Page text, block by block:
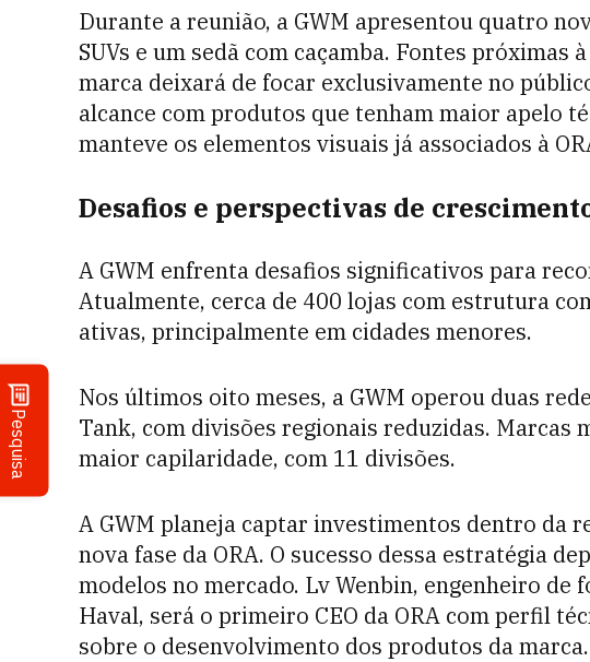
Pesquisa
Durante a reunião, a GWM apresentou quatro
SUVs e um sedã com caçamba. Fontes próximas
marca deixará de focar exclusivamente no
alcance com produtos que tenham maior apelo
manteve os elementos visuais já associados à
Desafios e perspectivas de
A GWM enfrenta desafios significativos para
Atualmente, cerca de 400 lojas com estrutura
ativas, principalmente em cidades menores.
Nos últimos oito meses, a GWM operou duas
Tank, com divisões regionais reduzidas. Marcas
maior capilaridade, com 11 divisões.
A GWM planeja captar investimentos dentro da
nova fase da ORA. O sucesso dessa estratégia
modelos no mercado. Lv Wenbin, engenheiro de
Haval, será o primeiro CEO da ORA com perfil
sobre o desenvolvimento dos produtos da marca.